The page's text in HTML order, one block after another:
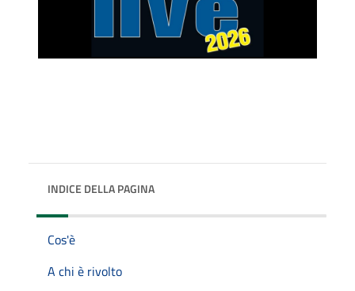
INDICE DELLA PAGINA
Cos'è
A chi è rivolto